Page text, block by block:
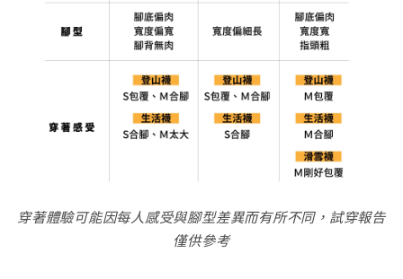
穿著體驗可能因每人感受與腳型差異而有所不同，試穿報告
僅供參考